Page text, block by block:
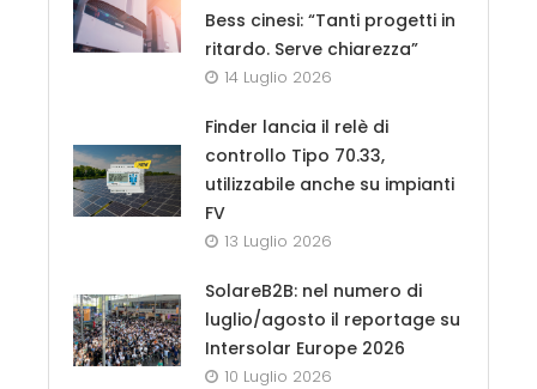
Bess cinesi: “Tanti progetti in
ritardo. Serve chiarezza”
14 Luglio 2026
Finder lancia il relè di
controllo Tipo 70.33,
utilizzabile anche su impianti
FV
13 Luglio 2026
SolareB2B: nel numero di
luglio/agosto il reportage su
Intersolar Europe 2026
10 Luglio 2026